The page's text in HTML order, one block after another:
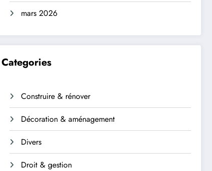
mars 2026
Categories
Construire & rénover
Décoration & aménagement
Divers
Droit & gestion